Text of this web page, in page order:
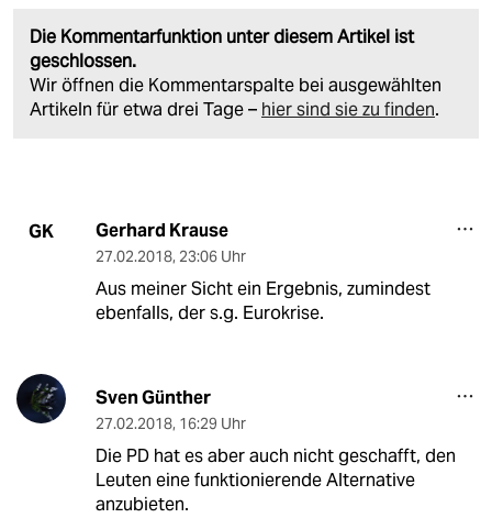
Die Kommentarfunktion unter diesem Artikel ist
geschlossen.
Wir öffnen die Kommentarspalte bei ausgewählten
Artikeln für etwa drei Tage – hier sind sie zu finden.
GK Gerhard Krause
27.02.2018, 23:06 Uhr
Aus meiner Sicht ein Ergebnis, zumindest
ebenfalls, der s.g. Eurokrise.
Sven Günther
27.02.2018, 16:29 Uhr
Die PD hat es aber auch nicht geschafft, den
Leuten eine funktionierende Alternative
anzubieten.